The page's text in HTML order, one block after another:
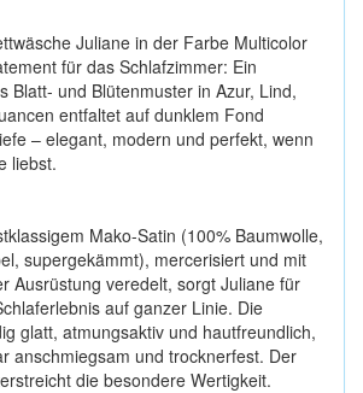
Juliane in der Farbe Multicolor
für das Schlafzimmer: Ein
Blatt- und Blütenmuster in Azur, Lind,
entfaltet auf dunklem Fond
– elegant, modern und perfekt, wenn
liebst.
Mako-Satin (100% Baumwolle,
supergekämmt), mercerisiert und mit
Ausrüstung veredelt, sorgt Juliane für
auf ganzer Linie. Die
glatt, atmungsaktiv und hautfreundlich,
anschmiegsam und trocknerfest. Der
die besondere Wertigkeit.